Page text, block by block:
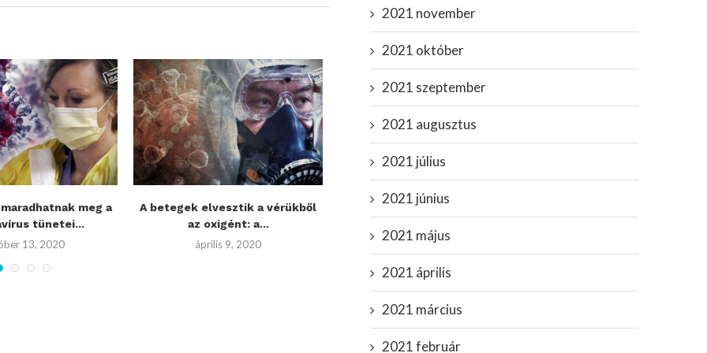
meg a
tünetei...
13, 2020
A betegek elvesztik a vérükből
az oxigént: a...
április 9, 2020
A tömeges kihalás küszöbén,
november 1, 2020
2021 november
2021 október
2021 szeptember
2021 augusztus
2021 július
2021 június
2021 május
2021 április
2021 március
2021 február